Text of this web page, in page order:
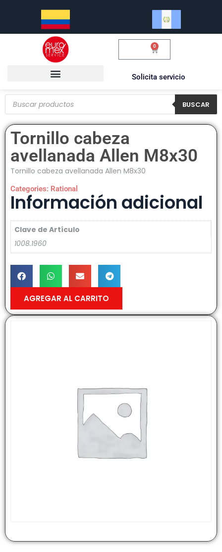
0
Solicita servicio
BUSCAR
Tornillo cabeza
avellanada Allen M8x30
Tornillo cabeza avellanada Allen M8x30
Categories: Rational
Información adicional
Clave de Artículo
1008.1960
AGREGAR AL CARRITO